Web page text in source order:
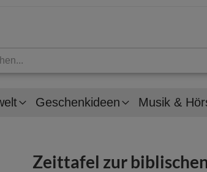
Geschenkideen Musik &
Zeittafel zur